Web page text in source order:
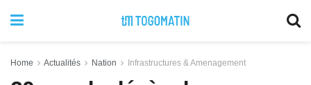
Home Actualités Nation Infrastructures & Amenagement